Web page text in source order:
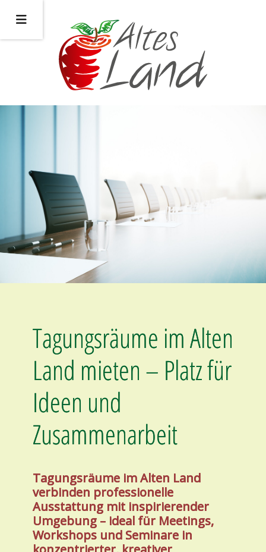
Tagungsräume im Alten
Land mieten – Platz für
Ideen und
Zusammenarbeit
Tagungsräume im Alten Land
verbinden professionelle
Ausstattung mit inspirierender
Umgebung – ideal für Meetings,
Workshops und Seminare in